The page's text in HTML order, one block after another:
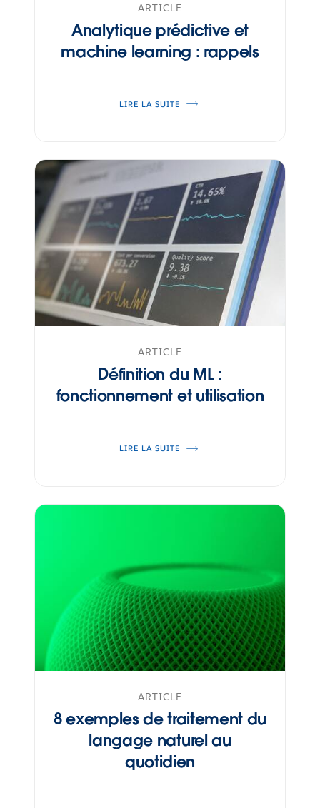
ARTICLE
Analytique prédictive et
machine learning : rappels
LIRE LA SUITE
ARTICLE
Définition du ML :
fonctionnement et utilisation
LIRE LA SUITE
ARTICLE
8 exemples de traitement du
langage naturel au
quotidien